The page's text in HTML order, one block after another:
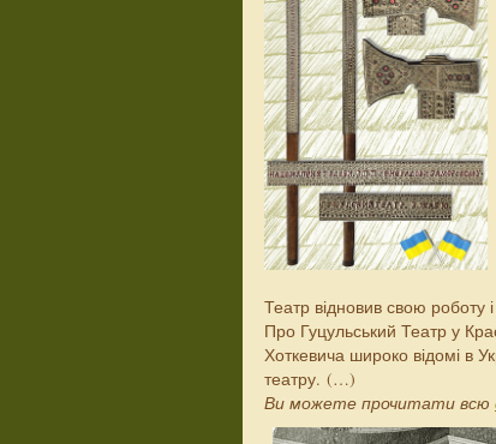
Театр відновив свою роботу
Про Гуцульський Театр у
Хоткевича широко відомі в
театру. (…)
Ви можете прочитати всю